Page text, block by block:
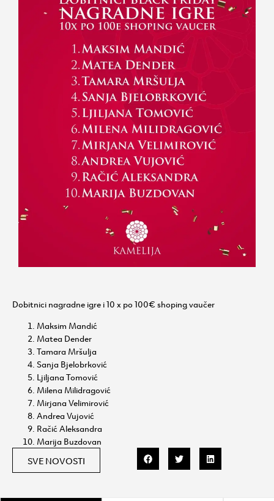
Dobitnici nagradne igre i 10 x po 100€ shoping vaučer
Maksim Mandić
Matea Dender
Tamara Mršulja
Sanja Bjelobrković
Ljiljana Tomović
Milena Milidragović
Mirjana Velimirović
Andrea Vujović
Račić Aleksandra
Marija Buzdovan
SVE NOVOSTI